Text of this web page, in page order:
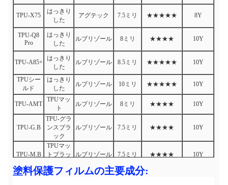
TPU-X75
はっきり
した
アグテック 7.5ミリ ★★★★★ 8Y
TPU-Q8
Pro
はっきり
した
ルブリゾール 8ミリ ★★★★ 10Y
TPU-A85+
はっきり
した
ルブリゾール 8.5ミリ ★★★★★ 10Y
TPUシー
ルド
はっきり
した
ルブリゾール 10ミリ ★★★★★ 10Y
TPU-AMT
TPUマッ
ト
ルブリゾール 8ミリ ★★★★ 10Y
TPU-G.B
TPU-グラ
ンスブラ
ック
ルブリゾール 7.5ミリ ★★★★ 10Y
TPU-M.B
TPUマッ
トブラッ
ルブリゾール 7.5ミリ ★★★★ 10Y
塗料保護フィルムの主要成分: